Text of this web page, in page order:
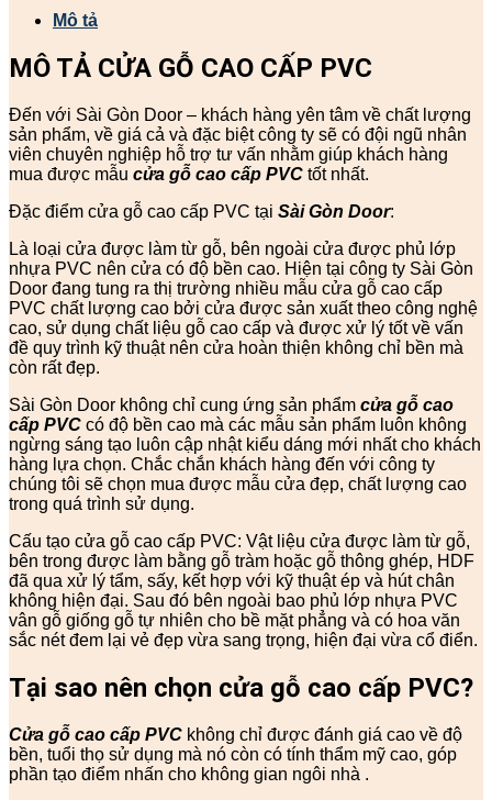
Mô tả
MÔ TẢ CỬA GỖ CAO CẤP PVC
Đến với Sài Gòn Door – khách hàng yên tâm về chất lượng
sản phẩm, về giá cả và đặc biệt công ty sẽ có đội ngũ nhân
viên chuyên nghiệp hỗ trợ tư vấn nhằm giúp khách hàng
mua được mẫu cửa gỗ cao cấp PVC tốt nhất.
Đặc điểm cửa gỗ cao cấp PVC tại Sài Gòn Door:
Là loại cửa được làm từ gỗ, bên ngoài cửa được phủ lớp
nhựa PVC nên cửa có độ bền cao. Hiện tại công ty Sài Gòn
Door đang tung ra thị trường nhiều mẫu cửa gỗ cao cấp
PVC chất lượng cao bởi cửa được sản xuất theo công nghệ
cao, sử dụng chất liệu gỗ cao cấp và được xử lý tốt về vấn
đề quy trình kỹ thuật nên cửa hoàn thiện không chỉ bền mà
còn rất đẹp.
Sài Gòn Door không chỉ cung ứng sản phẩm cửa gỗ cao
cấp PVC có độ bền cao mà các mẫu sản phẩm luôn không
ngừng sáng tạo luôn cập nhật kiểu dáng mới nhất cho khách
hàng lựa chọn. Chắc chắn khách hàng đến với công ty
chúng tôi sẽ chọn mua được mẫu cửa đẹp, chất lượng cao
trong quá trình sử dụng.
Cấu tạo cửa gỗ cao cấp PVC: Vật liệu cửa được làm từ gỗ,
bên trong được làm bằng gỗ tràm hoặc gỗ thông ghép, HDF
đã qua xử lý tẩm, sấy, kết hợp với kỹ thuật ép và hút chân
không hiện đại. Sau đó bên ngoài bao phủ lớp nhựa PVC
vân gỗ giống gỗ tự nhiên cho bề mặt phẳng và có hoa văn
sắc nét đem lại vẻ đẹp vừa sang trọng, hiện đại vừa cổ điển.
Tại sao nên chọn cửa gỗ cao cấp PVC?
Cửa gỗ cao cấp PVC không chỉ được đánh giá cao về độ
bền, tuổi thọ sử dụng mà nó còn có tính thẩm mỹ cao, góp
phần tạo điểm nhấn cho không gian ngôi nhà .